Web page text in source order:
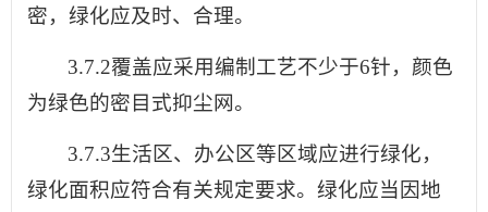
密，绿化应及时、合理。
3.7.2覆盖应采用编制工艺不少于6针，颜色
为绿色的密目式抑尘网。
3.7.3生活区、办公区等区域应进行绿化，
绿化面积应符合有关规定要求。绿化应当因地